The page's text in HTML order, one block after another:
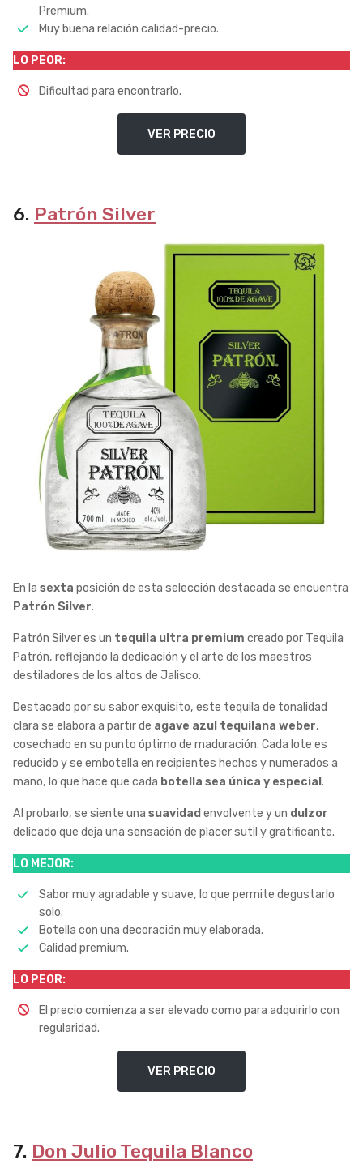
Premium.
Muy buena relación calidad-precio.
LO PEOR:
Dificultad para encontrarlo.
VER PRECIO
6. Patrón Silver
En la sexta posición de esta selección destacada se encuentra
Patrón Silver.
Patrón Silver es un tequila ultra premium creado por Tequila
Patrón, reflejando la dedicación y el arte de los maestros
destiladores de los altos de Jalisco.
Destacado por su sabor exquisito, este tequila de tonalidad
clara se elabora a partir de agave azul tequilana weber,
cosechado en su punto óptimo de maduración. Cada lote es
reducido y se embotella en recipientes hechos y numerados a
mano, lo que hace que cada botella sea única y especial .
Al probarlo, se siente una suavidad envolvente y un dulzor
delicado que deja una sensación de placer sutil y gratificante.
LO MEJOR:
Sabor muy agradable y suave, lo que permite degustarlo
solo.
Botella con una decoración muy elaborada.
Calidad premium.
LO PEOR:
El precio comienza a ser elevado como para adquirirlo con
regularidad.
VER PRECIO
7. Don Julio Tequila Blanco